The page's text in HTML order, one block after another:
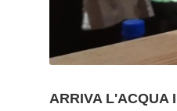
ARRIVA L'ACQUA